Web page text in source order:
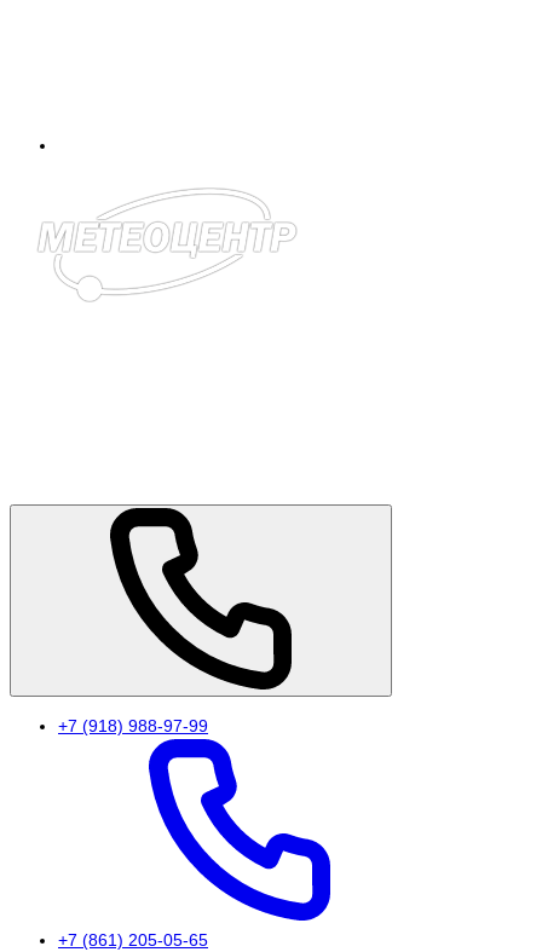
+7 (918) 988-97-99
+7 (861) 205-05-65